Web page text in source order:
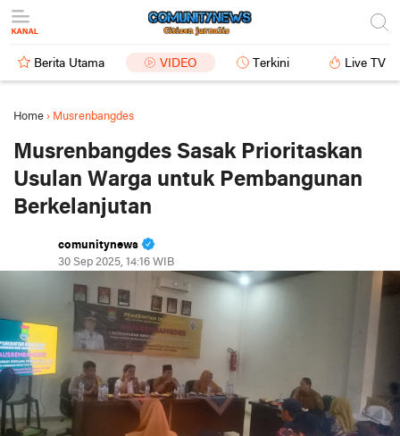
Berita Utama VIDEO Terkini Live TV
Home › Musrenbangdes
Musrenbangdes Sasak Prioritaskan
Usulan Warga untuk Pembangunan
Berkelanjutan
comunitynews
30 Sep 2025, 14:16 WIB